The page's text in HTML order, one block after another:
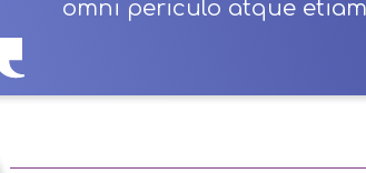
omni periculo atque